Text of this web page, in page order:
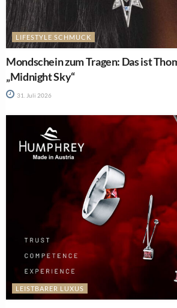
LIFESTYLE SCHMUCK
Mondschein zum Tragen: Das ist
„Midnight Sky“
31. Juli 2026
LEISTBARER LUXUS